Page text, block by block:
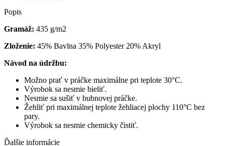
Popis
Gramáž: 435 g/m2
Zloženie: 45% Bavlna 35% Polyester 20% Akryl
Návod na údržbu:
Možno prať v práčke maximálne pri teplote 30°C.
Výrobok sa nesmie bieliť.
Nesmie sa sušiť v bubnovej práčke.
Žehliť pri maximálnej teplote žehliacej plochy 110°C bez
pary.
Výrobok sa nesmie chemicky čistiť.
Ďalšie informácie